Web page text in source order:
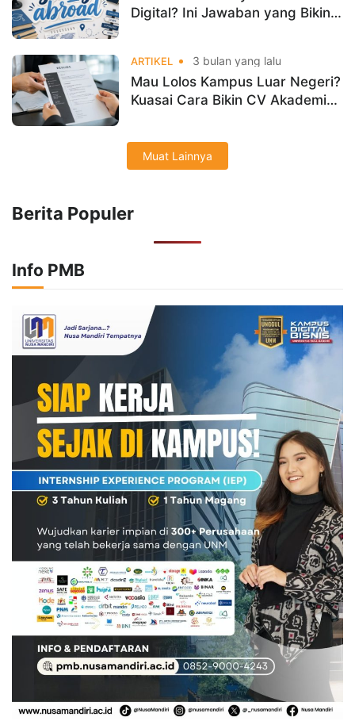
Digital? Ini Jawaban yang Bikin
ARTIKEL 3 bulan yang lalu
Mau Lolos Kampus Luar Negeri?
Kuasai Cara Bikin CV Akademik
Muat Lainnya
Berita Populer
Info PMB